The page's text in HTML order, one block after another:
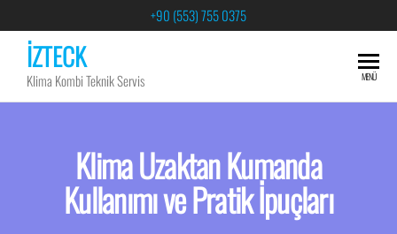
+90 (553) 755 0375
İZTECK
Klima Kombi Teknik Servis MENÜ
Klima Uzaktan Kumanda
Kullanımı ve Pratik İpuçları